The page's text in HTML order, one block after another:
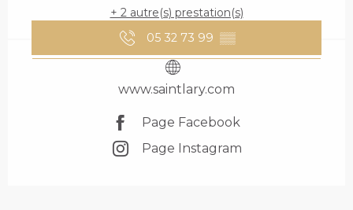
+ 2 autre(s) prestation(s)
05 32 73 99 ▒▒
www.saintlary.com
Page Facebook
Page Instagram